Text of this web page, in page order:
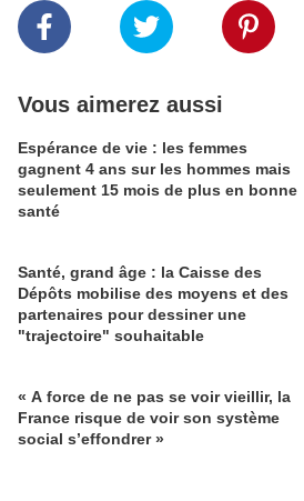
Vous aimerez aussi
Espérance de vie : les femmes
gagnent 4 ans sur les hommes mais
seulement 15 mois de plus en bonne
santé
Santé, grand âge : la Caisse des
Dépôts mobilise des moyens et des
partenaires pour dessiner une
"trajectoire" souhaitable
« A force de ne pas se voir vieillir, la
France risque de voir son système
social s’effondrer »